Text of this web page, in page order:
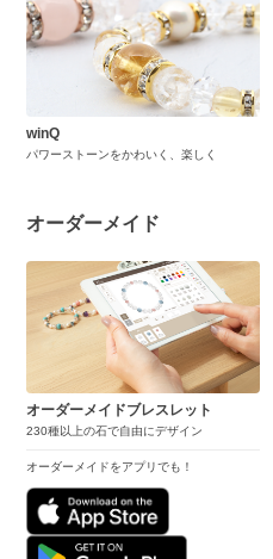
winQ
パワーストーンをかわいく、楽しく
オーダーメイド
オーダーメイドブレスレット
230種以上の石で自由にデザイン
オーダーメイドをアプリでも！